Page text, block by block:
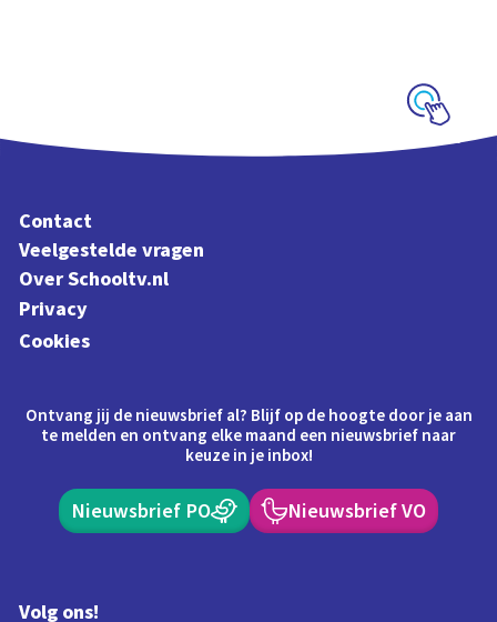
Schoolplaat
Contact
Veelgestelde vragen
Over Schooltv.nl
Privacy
Cookies
Ontvang jij de nieuwsbrief al? Blijf op de hoogte door je aan
te melden en ontvang elke maand een nieuwsbrief naar
keuze in je inbox!
Nieuwsbrief PO Nieuwsbrief VO
Volg ons!